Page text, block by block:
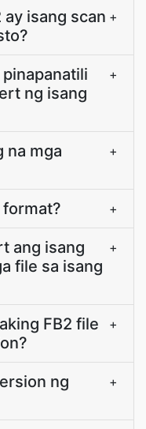
ay isang scan +
ng isang
+
na mga
+
format? +
ang isang
file sa isang
+
FB2 file
+
ng
+